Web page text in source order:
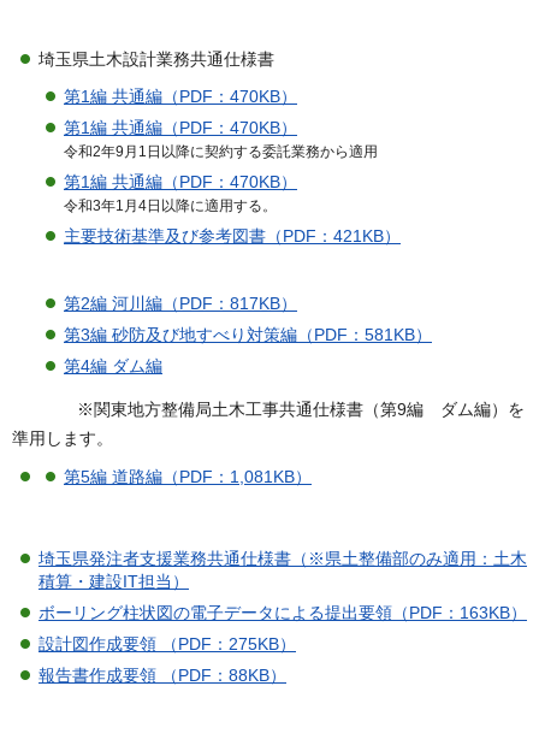
埼玉県土木設計業務共通仕様書
第1編 共通編（PDF：470KB）
第1編 共通編（PDF：470KB）
令和2年9月1日以降に契約する委託業務から適用
第1編 共通編（PDF：470KB）
令和3年1月4日以降に適用する。
主要技術基準及び参考図書（PDF：421KB）
第2編 河川編（PDF：817KB）
第3編 砂防及び地すべり対策編（PDF：581KB）
第4編 ダム編
※関東地方整備局土木工事共通仕様書（第9編 ダム編）を
準用します。
第5編 道路編（PDF：1,081KB）
埼玉県発注者支援業務共通仕様書（※県土整備部のみ適用：土木
積算・建設IT担当）
ボーリング柱状図の電子データによる提出要領（PDF：163KB）
設計図作成要領 （PDF：275KB）
報告書作成要領 （PDF：88KB）